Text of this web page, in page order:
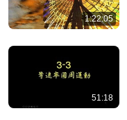
1:22:05
51:18